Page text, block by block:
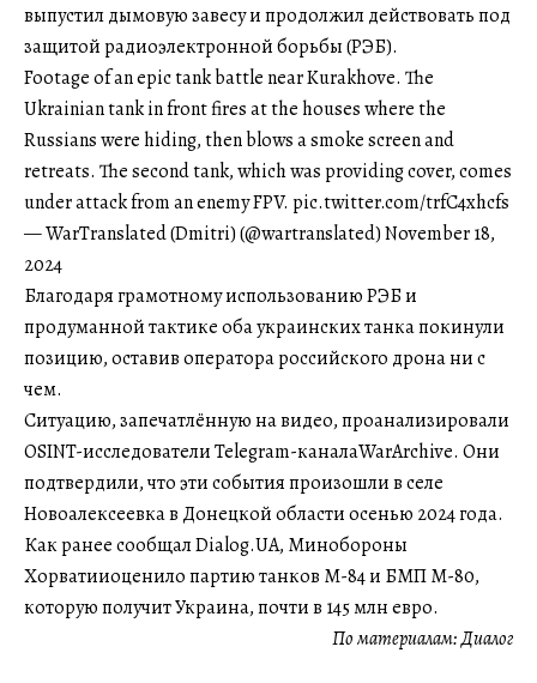
выпустил дымовую завесу и продолжил действовать под
защитой радиоэлектронной борьбы (РЭБ).
Footage of an epic tank battle near Kurakhove. The
Ukrainian tank in front fires at the houses where the
Russians were hiding, then blows a smoke screen and
retreats. The second tank, which was providing cover, comes
under attack from an enemy FPV. pic.twitter.com/trfC4xhcfs
— WarTranslated (Dmitri) (@wartranslated) November 18,
2024
Благодаря грамотному использованию РЭБ и
продуманной тактике оба украинских танка покинули
позицию, оставив оператора российского дрона ни с
чем.
Ситуацию, запечатлённую на видео, проанализировали
OSINT-исследователи Telegram-каналаWarArchive. Они
подтвердили, что эти события произошли в селе
Новоалексеевка в Донецкой области осенью 2024 года.
Как ранее сообщал Dialog.UA, Минобороны
Хорватииоценило партию танков М-84 и БМП М-80,
которую получит Украина, почти в 145 млн евро.
По материалам:Диалог